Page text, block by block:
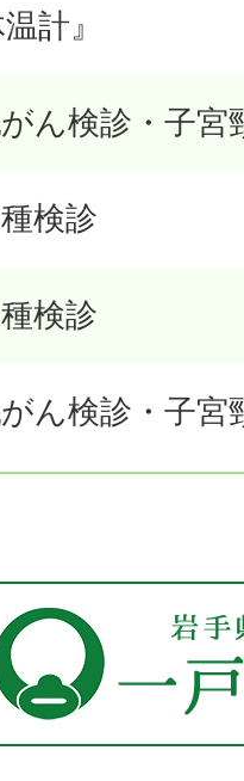
計』
ん検診・子宮
検診
検診
ん検診・子宮